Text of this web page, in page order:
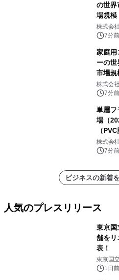
の世界
場規模
300
ポート
株式会
7分前
家庭用
ーの世
市場規
析レポ
株式会
7分前
単層フ
場（
（
レポー
株式会
7分前
ビジネスの新着
人気のプレスリリース
東京国
舗を
表！
東京国
1日前